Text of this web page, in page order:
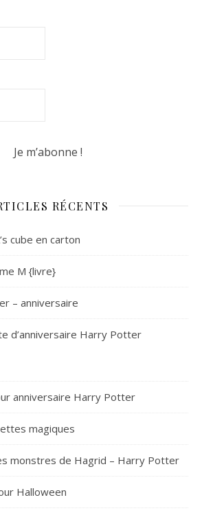
RÉCENTS
cube en carton
M {livre}
– anniversaire
d’anniversaire Harry Potter
anniversaire Harry Potter
magiques
monstres de Hagrid – Harry Potter
Halloween